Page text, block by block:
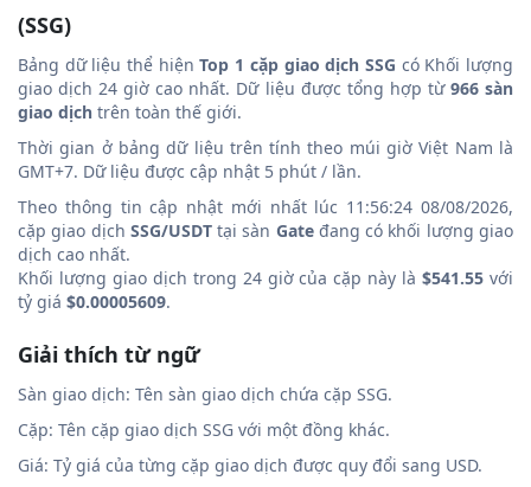
(SSG)
Bảng dữ liệu thể hiệnTop 1 cặp giao dịch SSG có Khối lượng
giao dịch 24 giờ cao nhất. Dữ liệu được tổng hợp từ 966 sàn
giao dịch trên toàn thế giới.
Thời gian ở bảng dữ liệu trên tính theo múi giờ Việt Nam là
GMT+7. Dữ liệu được cập nhật 5 phút / lần.
Theo thông tin cập nhật mới nhất lúc 11:56:24 08/08/2026,
cặp giao dịch SSG/USDTtại sàn Gateđang có khối lượng giao
dịch cao nhất.
Khối lượng giao dịch trong 24 giờ của cặp này là$541.55 với
tỷ giá $0.00005609.
Giải thích từ ngữ
Sàn giao dịch: Tên sàn giao dịch chứa cặp SSG.
Cặp: Tên cặp giao dịch SSG với một đồng khác.
Giá: Tỷ giá của từng cặp giao dịch được quy đổi sang USD.